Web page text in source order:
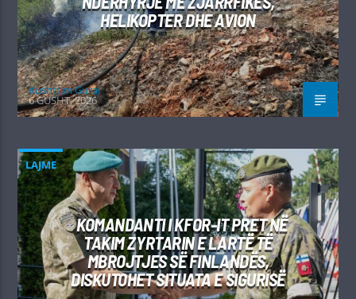
HELIKOPTER DHE AVION
Kushtrim Guraj
6 GUSHT, 2026
LAJME
KOMANDANTI I KFOR-IT PRET NË
TAKIM ZYRTARIN E LARTË TË
MBROJTJES SË FINLANDËS,
DISKUTOHET SITUATA E SIGURISË